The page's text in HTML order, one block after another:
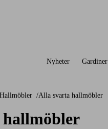
produkter
Nyheter Gardiner
Hallmöbler Alla svarta hallmöbler
hallmöbler